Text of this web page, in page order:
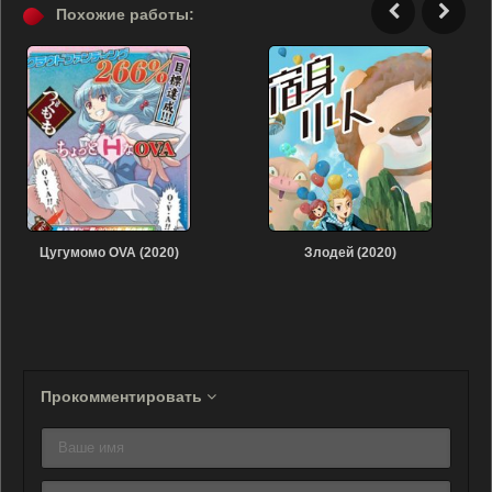
Похожие работы:
Цугумомо OVA (2020) Злодей (2020)
Прокомментировать